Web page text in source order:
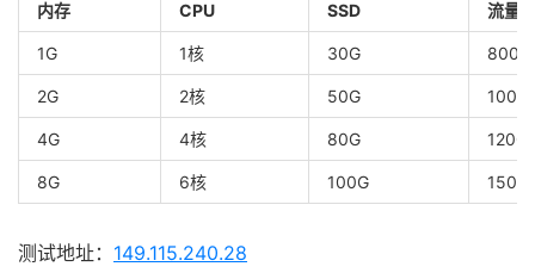
内存 CPU SSD 流量
1G 1核 30G
2G 2核 50G
4G 4核 80G
8G 6核 100G
测试地址： 149.115.240.28